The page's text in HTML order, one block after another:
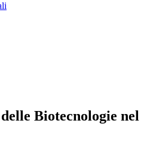
Biotecnologie nel